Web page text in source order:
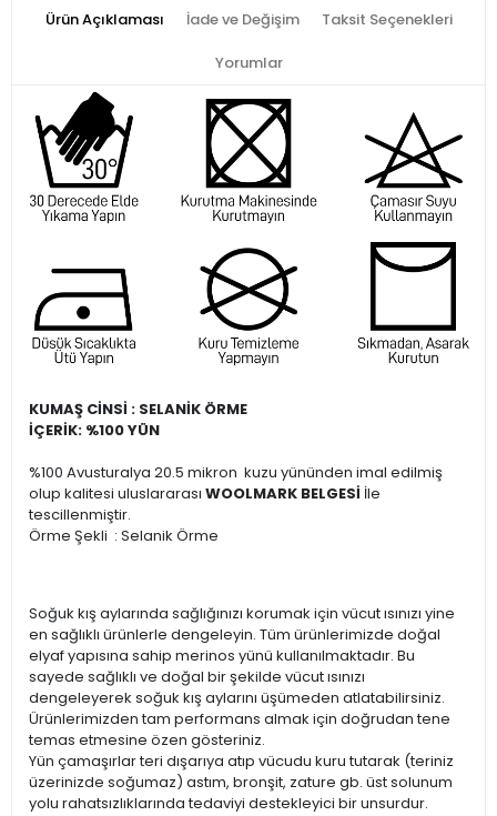
Ürün Açıklaması İade ve Değişim Taksit Seçenekleri
Yorumlar
KUMAŞ CİNSİ : SELANİK ÖRME
İÇERİK: %100 YÜN
%100 Avusturalya 20.5 mikron kuzu yününden imal edilmiş
olup kalitesi uluslararası WOOLMARK BELGESİ İle
tescillenmiştir.
Örme Şekli : Selanik Örme
Soğuk kış aylarında sağlığınızı korumak için vücut ısınızı yine
en sağlıklı ürünlerle dengeleyin. Tüm ürünlerimizde doğal
elyaf yapısına sahip merinos yünü kullanılmaktadır. Bu
sayede sağlıklı ve doğal bir şekilde vücut ısınızı
dengeleyerek soğuk kış aylarını üşümeden atlatabilirsiniz.
Ürünlerimizden tam performans almak için doğrudan tene
temas etmesine özen gösteriniz.
Yün çamaşırlar teri dışarıya atıp vücudu kuru tutarak (teriniz
üzerinizde soğumaz) astım, bronşit, zature gb. üst solunum
yolu rahatsızlıklarında tedaviyi destekleyici bir unsurdur.